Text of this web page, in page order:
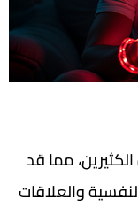
مما قد
والعلاقات